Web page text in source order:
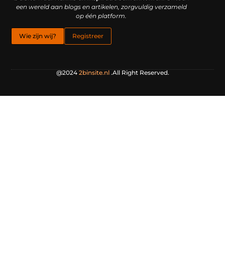
een wereld aan blogs en artikelen, zorgvuldig verzameld
op één platform.
Wie zijn wij? Registreer
@2024 2binsite.nl.All Right Reserved.